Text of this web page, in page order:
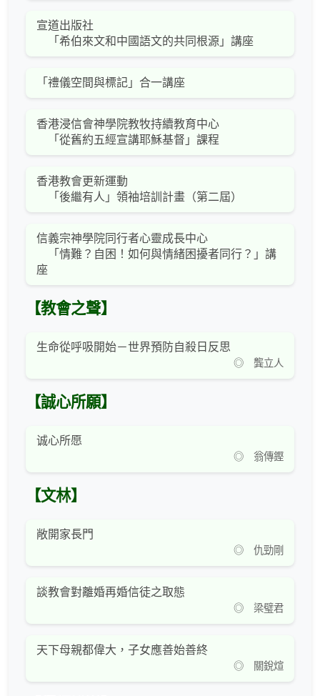
宣道出版社
「希伯來文和中國語文的共同根源」講座
「禮儀空間與標記」合一講座
香港浸信會神學院教牧持續教育中心
「從舊約五經宣講耶穌基督」課程
香港教會更新運動
「後繼有人」領袖培訓計畫（第二屆）
信義宗神學院同行者心靈成長中心
「情難？自困！如何與情緒困擾者同行？」講
座
【教會之聲】
生命從呼吸開始－世界預防自殺日反思
◎ 龔立人
【誠心所願】
诚心所愿
◎ 翁傳鏗
【文林】
敞開家長門
◎ 仇勁剛
談教會對離婚再婚信徒之取態
◎ 梁璧君
天下母親都偉大，子女應善始善終
◎ 關銳煊